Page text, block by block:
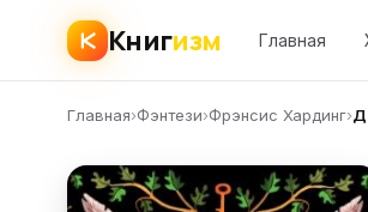
Книгизм Главная
Главная›Фэнтези›Фрэнсис Хардинг›